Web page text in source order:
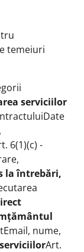
temeiuri
serviciilor
6(1)(c) -
la întrebări,
nume,
Art.